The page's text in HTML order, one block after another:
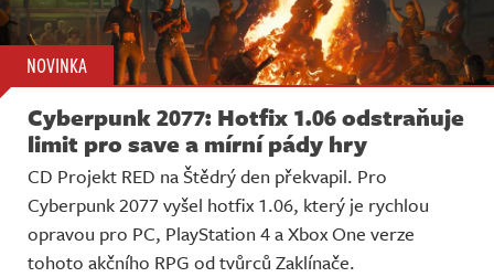
NOVINKA
Cyberpunk 2077: Hotfix 1.06 odstraňuje
limit pro save a mírní pády hry
CD Projekt RED na Štědrý den překvapil. Pro
Cyberpunk 2077 vyšel hotfix 1.06, který je rychlou
opravou pro PC, PlayStation 4 a Xbox One verze
tohoto akčního RPG od tvůrců Zaklínače.